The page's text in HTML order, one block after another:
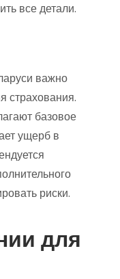
все детали.
важно
страхования.
базовое
ущерб в
риски.
для